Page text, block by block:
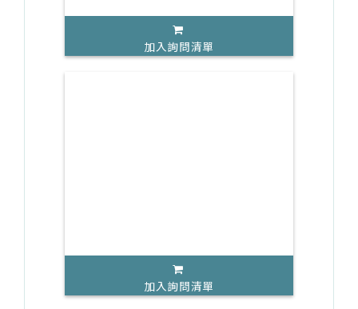
加入詢問清單
加入詢問清單